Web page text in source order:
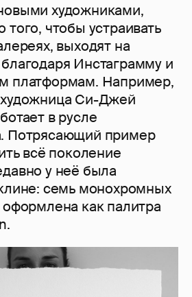
художниками,
чтобы устраивать
выходят на
Инстаграмму и
платформам. Например,
художница Си-Джей
в русле
Потрясающий пример
всё поколение
у неё была
семь монохромных
как палитра